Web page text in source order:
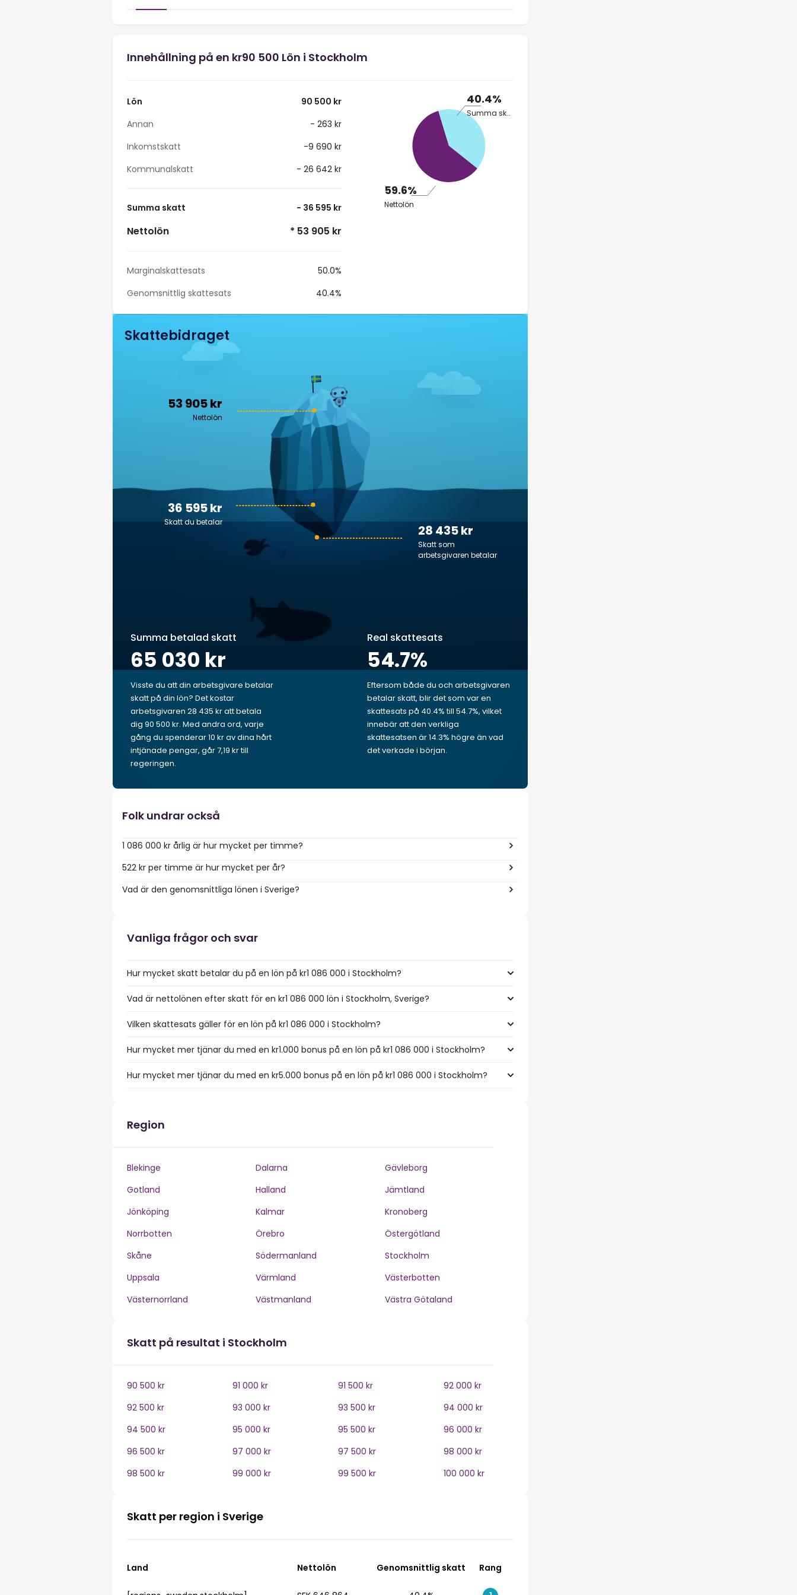
Innehållning på en kr90 500 Lön i Stockholm
Lön
90 500 kr
Annan
- 263 kr
Inkomstskatt
-9 690 kr
Kommunalskatt
- 26 642 kr
Summa skatt - 36 595 kr
Nettolön * 53 905 kr
Marginalskattesats
50.0%
Genomsnittlig skattesats
40.4%
40.4%
Summa skatt
59.6%
Nettolön
Skattebidraget
53 905 kr
Nettolön
28 435 kr
Skatt som
arbetsgivaren betalar
36 595 kr
Skatt du betalar
Summa betalad skatt
65 030 kr
Visste du att din arbetsgivare betalar
skatt på din lön? Det kostar
arbetsgivaren 28 435 kr att betala
dig 90 500 kr. Med andra ord, varje
gång du spenderar 10 kr av dina hårt
intjänade pengar, går 7,19 kr till
regeringen.
Real skattesats
54.7%
Eftersom både du och arbetsgivaren
betalar skatt, blir det som var en
skattesats på 40.4% till 54.7%, vilket
innebär att den verkliga
skattesatsen är 14.3% högre än vad
det verkade i början.
Folk undrar också
1 086 000 kr årlig är hur mycket per timme?
522 kr per timme är hur mycket per år?
Vad är den genomsnittliga lönen i Sverige?
Vanliga frågor och svar
Hur mycket skatt betalar du på en lön på kr1 086 000 i Stockholm?
Vad är nettolönen efter skatt för en kr1 086 000 lön i Stockholm, Sverige?
Vilken skattesats gäller för en lön på kr1 086 000 i Stockholm?
Hur mycket mer tjänar du med en kr1.000 bonus på en lön på kr1 086 000 i Stockholm?
Hur mycket mer tjänar du med en kr5.000 bonus på en lön på kr1 086 000 i Stockholm?
Region
Blekinge Dalarna
Gävleborg
Gotland
Halland
Jämtland
Jönköping
Kalmar
Kronoberg
Norrbotten
Örebro
Östergötland
Skåne
Södermanland
Stockholm
Uppsala
Värmland
Västerbotten
Västernorrland
Västmanland Västra Götaland
Skatt på resultat i Stockholm
90 500 kr 91 000 kr 91 500 kr
92 000 kr
92 500 kr
93 000 kr 93 500 kr
94 000 kr
94 500 kr
95 000 kr 95 500 kr
96 000 kr
96 500 kr
97 000 kr 97 500 kr
98 000 kr
98 500 kr
99 000 kr 99 500 kr 100 000 kr
Skatt per region i Sverige
Land Nettolön Genomsnittlig skatt Rang